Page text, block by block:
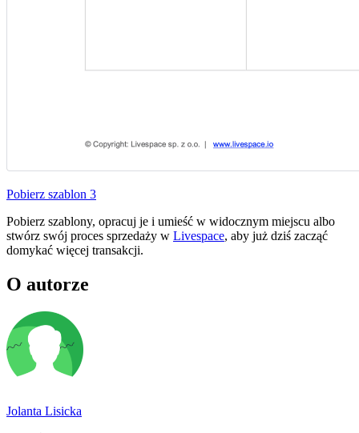
Pobierz szablon 3
Pobierz szablony, opracuj je i umieść w widocznym miejscu albo
stwórz swój proces sprzedaży w Livespace, aby już dziś zacząć
domykać więcej transakcji.
O autorze
Jolanta Lisicka